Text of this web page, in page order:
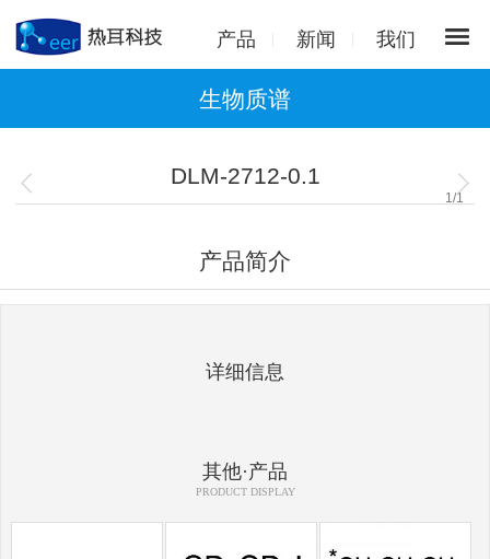
产品 新闻 我们
生物质谱
DLM-2712-0.1
1 /1
产品简介
详细信息
其他·产品
PRODUCT DISPLAY